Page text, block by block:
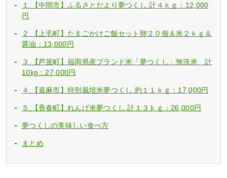
１.【中間市】ふるさとだより夢つくし 計４ｋｇ：12,000
円
２.【上毛町】たまごかけご飯セット卵２０個＆米２ｋｇ＆
醤油：13,000円
３.【芦屋町】福岡県産ブランド米「夢つくし」無洗米 計
10kg：27,000円
４.【嘉麻市】特別栽培米夢つくし 約１１ｋｇ：17,000円
５.【香春町】れんげ米夢つくし 計１３ｋｇ：26,000円
夢つくしの美味しい食べ方
まとめ